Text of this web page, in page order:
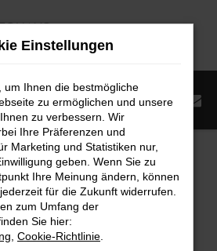
Fahrzeugmarkt
Error
Einstellungen
um Ihnen die bestmögliche
zu ermöglichen und unsere
zu verbessern. Wir
Ihre Präferenzen und
Marketing und Statistiken nur,
geben. Wenn Sie zu
Ihre Meinung ändern, können
für die Zukunft widerrufen.
zum Umfang der
Sie hier:
Cookie-Richtlinie